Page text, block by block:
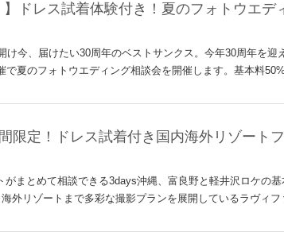
】ドレス試着体験付き！夏のフォトウエデ
け今、届けたい30周年のベストサンクス。今年30周年を
で夏のフォトウエディング相談会を開催します。基本料
限定！ドレス試着付き国内海外リゾート
まとめて相談できる3days沖縄、富良野と軽井沢ロケの
外リゾートまで多彩な撮影プランを展開しているラヴィ